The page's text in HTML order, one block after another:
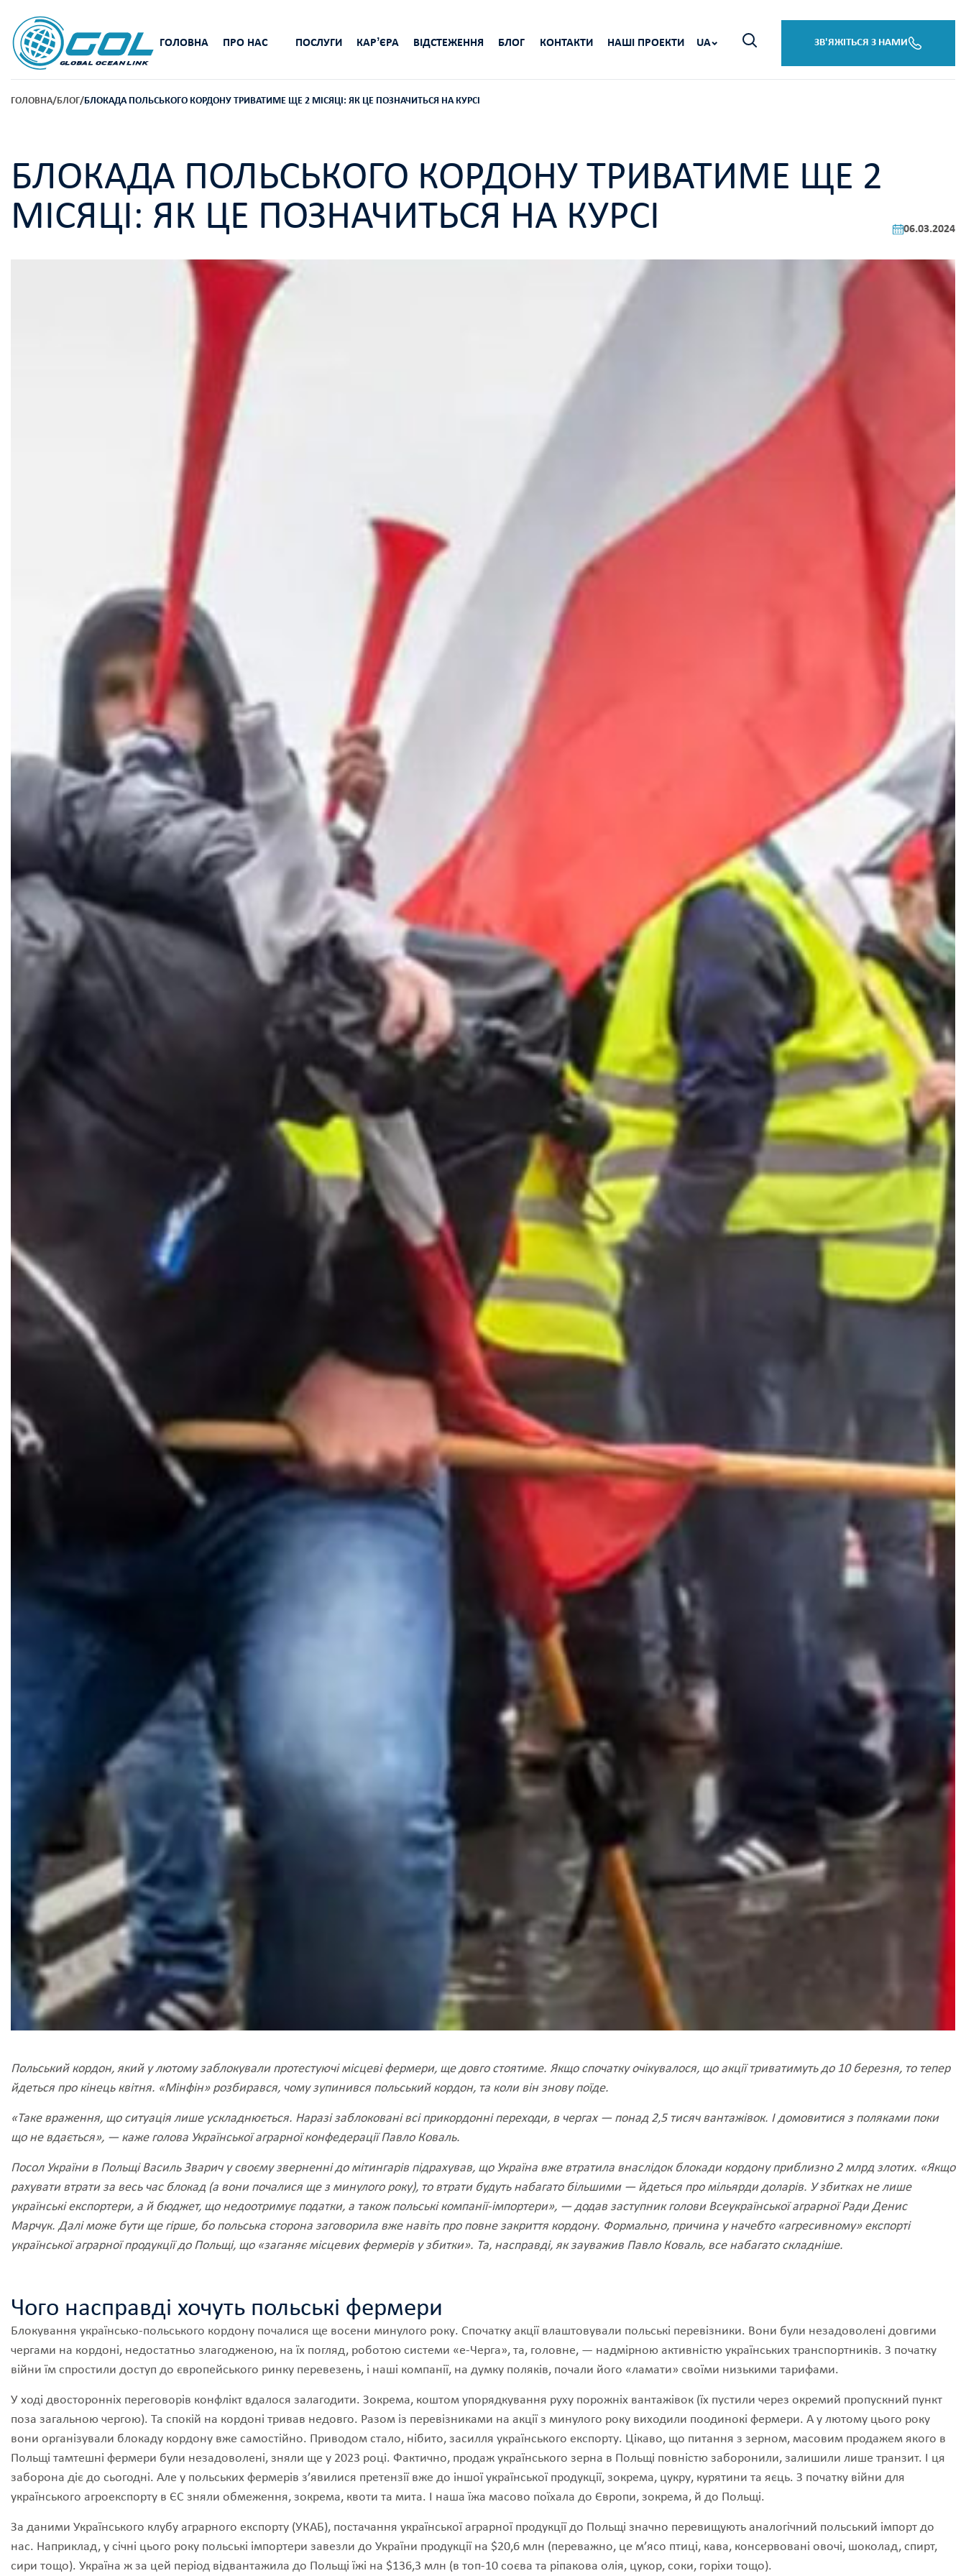
ГОЛОВНА ПРО НАС ПОСЛУГИ КАРʼЄРА ВІДСТЕЖЕННЯ БЛОГ КОНТАКТИ НАШІ ПРОЕКТИ UA ЗВ'ЯЖІТЬСЯ З НАМИ
ГОЛОВНА/БЛОГ/БЛОКАДА ПОЛЬСЬКОГО КОРДОНУ ТРИВАТИМЕ ЩЕ 2 МІСЯЦІ: ЯК ЦЕ ПОЗНАЧИТЬСЯ НА КУРСІ
БЛОКАДА ПОЛЬСЬКОГО КОРДОНУ ТРИВАТИМЕ ЩЕ 2
МІСЯЦІ: ЯК ЦЕ ПОЗНАЧИТЬСЯ НА КУРСІ
06.03.2024
Польський кордон, який у лютому заблокували протестуючі місцеві фермери, ще довго стоятиме. Якщо спочатку очікувалося, що акції триватимуть до 10 березня, то тепер
йдеться про кінець квітня. «Мінфін» розбирався, чому зупинився польський кордон, та коли він знову поїде.
«Таке враження, що ситуація лише ускладнюється. Наразі заблоковані всі прикордонні переходи, в чергах — понад 2,5 тисяч вантажівок. І домовитися з поляками поки
що не вдається», — каже голова Української аграрної конфедерації Павло Коваль.
Посол України в Польщі Василь Зварич у своєму зверненні до мітингарів підрахував, що Україна вже втратила внаслідок блокади кордону приблизно 2 млрд злотих. «Якщо
рахувати втрати за весь час блокад (а вони почалися ще з минулого року), то втрати будуть набагато більшими — йдеться про мільярди доларів. У збитках не лише
українські експортери, а й бюджет, що недоотримує податки, а також польські компанії-імпортери», — додав заступник голови Всеукраїнської аграрної Ради Денис
Марчук. Далі може бути ще гірше, бо польська сторона заговорила вже навіть про повне закриття кордону. Формально, причина у начебто «агресивному» експорті
української аграрної продукції до Польщі, що «заганяє місцевих фермерів у збитки». Та, насправді, як зауважив Павло Коваль, все набагато складніше.
Чого насправді хочуть польські фермери
Блокування українсько-польського кордону почалися ще восени минулого року. Спочатку акції влаштовували польські перевізники. Вони були незадоволені довгими
чергами на кордоні, недостатньо злагодженою, на їх погляд, роботою системи «е-Черга», та, головне, — надмірною активністю українських транспортників. З початку
війни їм спростили доступ до європейського ринку перевезень, і наші компанії, на думку поляків, почали його «ламати» своїми низькими тарифами.
У ході двосторонніх переговорів конфлікт вдалося залагодити. Зокрема, коштом упорядкування руху порожніх вантажівок (їх пустили через окремий пропускний пункт
поза загальною чергою). Та спокій на кордоні тривав недовго. Разом із перевізниками на акції з минулого року виходили поодинокі фермери. А у лютому цього року
вони організували блокаду кордону вже самостійно. Приводом стало, нібито, засилля українського експорту. Цікаво, що питання з зерном, масовим продажем якого в
Польщі тамтешні фермери були незадоволені, зняли ще у 2023 році. Фактично, продаж українського зерна в Польщі повністю заборонили, залишили лише транзит. І ця
заборона діє до сьогодні. Але у польських фермерів з’явилися претензії вже до іншої української продукції, зокрема, цукру, курятини та яєць. З початку війни для
українського агроекспорту в ЄС зняли обмеження, зокрема, квоти та мита. І наша їжа масово поїхала до Європи, зокрема, й до Польщі.
За даними Українського клубу аграрного експорту (УКАБ), постачання української аграрної продукції до Польщі значно перевищують аналогічний польський імпорт до
нас. Наприклад, у січні цього року польські імпортери завезли до України продукції на $20,6 млн (переважно, це м’ясо птиці, кава, консервовані овочі, шоколад, спирт,
сири тощо). Україна ж за цей період відвантажила до Польщі їжі на $136,3 млн (в топ-10 соєва та ріпакова олія, цукор, соки, горіхи тощо).